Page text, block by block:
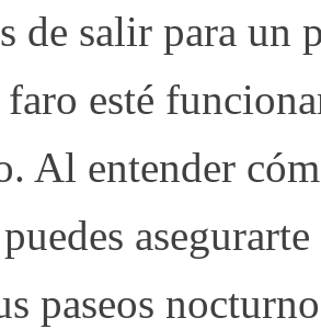
de salir para un
esté
Al entender
paseos